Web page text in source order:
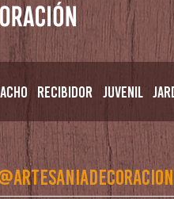
Recibidor Juvenil